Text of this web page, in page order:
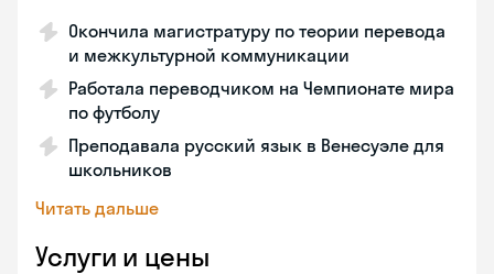
Окончила магистратуру по теории перевода
и межкультурной коммуникации
Работала переводчиком на Чемпионате мира
по футболу
Преподавала русский язык в Венесуэле для
школьников
Читать дальше
Услуги и цены